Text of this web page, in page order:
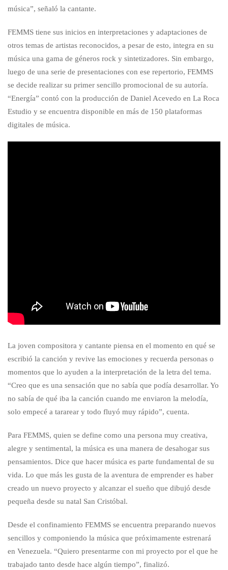
música”, señaló la cantante.
FEMMS tiene sus inicios en interpretaciones y adaptaciones de
otros temas de artistas reconocidos, a pesar de esto, integra en su
música una gama de géneros rock y sintetizadores. Sin embargo,
luego de una serie de presentaciones con ese repertorio, FEMMS
se decide realizar su primer sencillo promocional de su autoría.
“Energía” contó con la producción de Daniel Acevedo en La Roca
Estudio y se encuentra disponible en más de 150 plataformas
digitales de música.
La joven compositora y cantante piensa en el momento en qué se
escribió la canción y revive las emociones y recuerda personas o
momentos que lo ayuden a la interpretación de la letra del tema.
“Creo que es una sensación que no sabía que podía desarrollar. Yo
no sabía de qué iba la canción cuando me enviaron la melodía,
solo empecé a tararear y todo fluyó muy rápido”, cuenta.
Para FEMMS, quien se define como una persona muy creativa,
alegre y sentimental, la música es una manera de desahogar sus
pensamientos. Dice que hacer música es parte fundamental de su
vida. Lo que más les gusta de la aventura de emprender es haber
creado un nuevo proyecto y alcanzar el sueño que dibujó desde
pequeña desde su natal San Cristóbal.
Desde el confinamiento FEMMS se encuentra preparando nuevos
sencillos y componiendo la música que próximamente estrenará
en Venezuela. “Quiero presentarme con mi proyecto por el que he
trabajado tanto desde hace algún tiempo”, finalizó.